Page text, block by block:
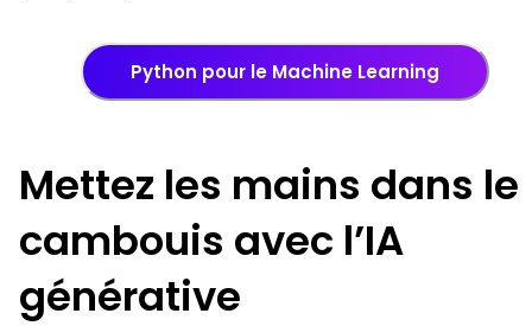
Python pour le Machine Learning
Mettez les mains dans le
cambouis avec l’IA
générative